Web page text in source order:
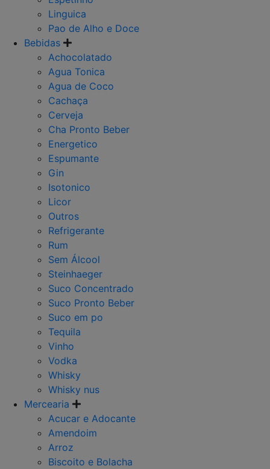
Linguica
Pao de Alho e Doce
Bebidas
Achocolatado
Agua Tonica
Agua de Coco
Cachaça
Cerveja
Cha Pronto Beber
Energetico
Espumante
Gin
Isotonico
Licor
Outros
Refrigerante
Rum
Sem Álcool
Steinhaeger
Suco Concentrado
Suco Pronto Beber
Suco em po
Tequila
Vinho
Vodka
Whisky
Whisky nus
Mercearia
Acucar e Adocante
Amendoim
Arroz
Biscoito e Bolacha